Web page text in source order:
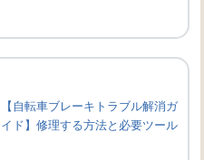
【自転車ブレーキトラブル解消ガ
イド】修理する方法と必要ツール